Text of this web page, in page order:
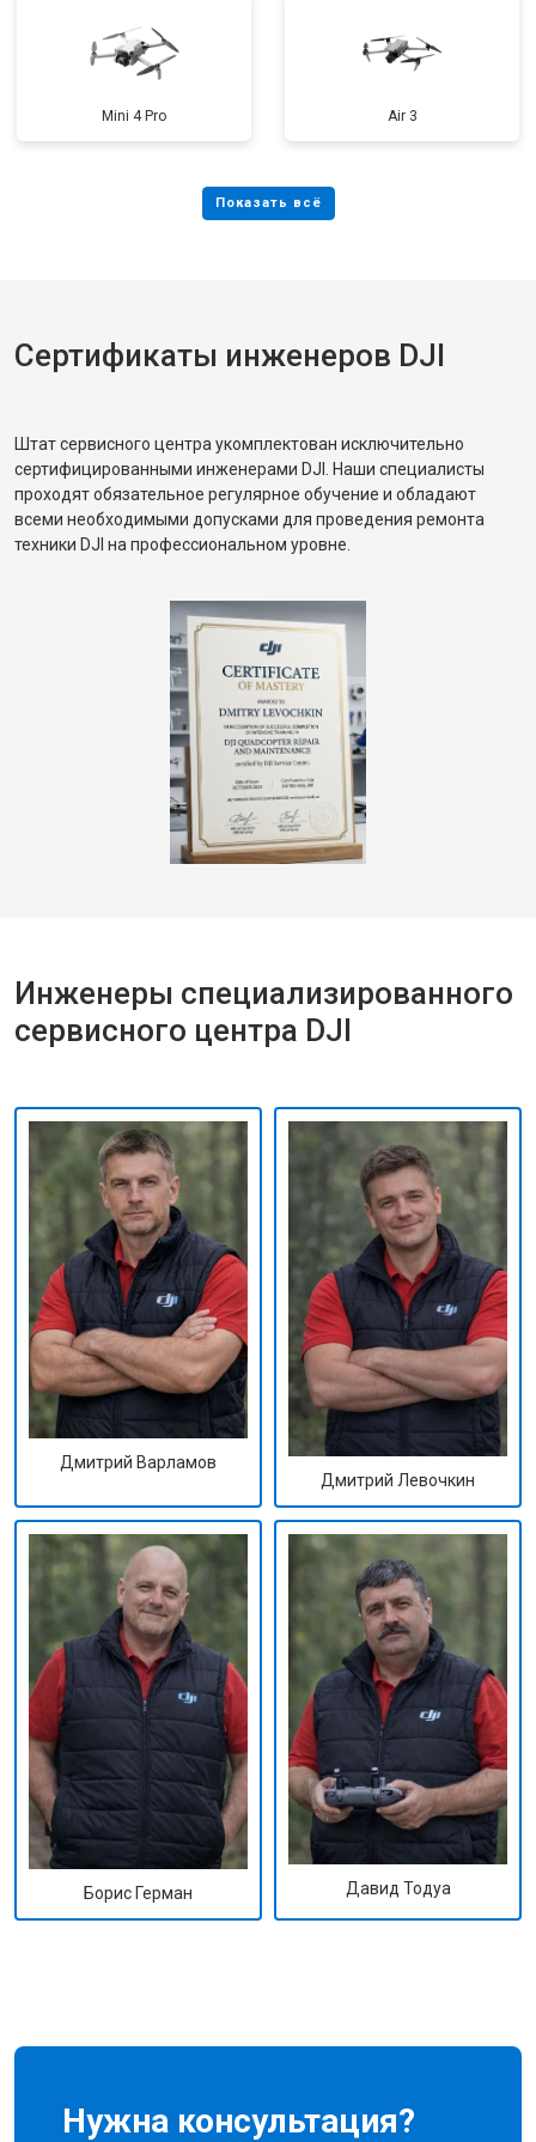
Mini 4 Pro Air 3
Сертификаты инженеров DJI
Штат сервисного центра укомплектован исключительно
сертифицированными инженерами DJI. Наши специалисты
проходят обязательное регулярное обучение и обладают
всеми необходимыми допусками для проведения ремонта
техники DJI на профессиональном уровне.
Инженеры специализированного
сервисного центра DJI
Дмитрий Варламов
Дмитрий Левочкин
Борис Герман Давид Тодуа
Нужна консультация?